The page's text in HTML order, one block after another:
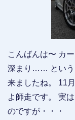
こんばんは〜 カ
深まり…… という
来ましたね。 11
よ師走です。 実
のですが・・・